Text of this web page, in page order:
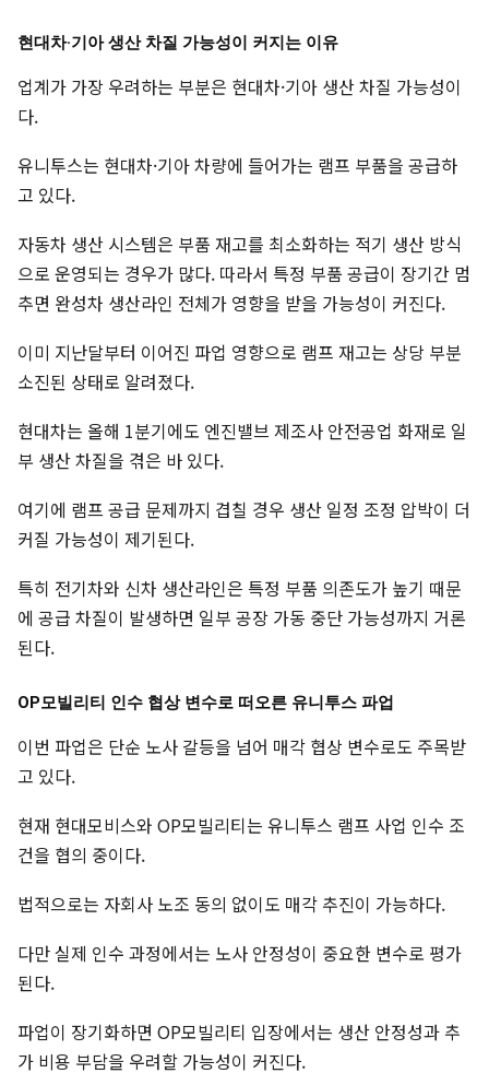
현대차·기아 생산 차질 가능성이 커지는 이유
업계가 가장 우려하는 부분은 현대차·기아 생산 차질 가능성이
다.
유니투스는 현대차·기아 차량에 들어가는 램프 부품을 공급하
고 있다.
자동차 생산 시스템은 부품 재고를 최소화하는 적기 생산 방식
으로 운영되는 경우가 많다. 따라서 특정 부품 공급이 장기간 멈
추면 완성차 생산라인 전체가 영향을 받을 가능성이 커진다.
이미 지난달부터 이어진 파업 영향으로 램프 재고는 상당 부분
소진된 상태로 알려졌다.
현대차는 올해 1분기에도 엔진밸브 제조사 안전공업 화재로 일
부 생산 차질을 겪은 바 있다.
여기에 램프 공급 문제까지 겹칠 경우 생산 일정 조정 압박이 더
커질 가능성이 제기된다.
특히 전기차와 신차 생산라인은 특정 부품 의존도가 높기 때문
에 공급 차질이 발생하면 일부 공장 가동 중단 가능성까지 거론
된다.
OP모빌리티 인수 협상 변수로 떠오른 유니투스 파업
이번 파업은 단순 노사 갈등을 넘어 매각 협상 변수로도 주목받
고 있다.
현재 현대모비스와 OP모빌리티는 유니투스 램프 사업 인수 조
건을 협의 중이다.
법적으로는 자회사 노조 동의 없이도 매각 추진이 가능하다.
다만 실제 인수 과정에서는 노사 안정성이 중요한 변수로 평가
된다.
파업이 장기화하면 OP모빌리티 입장에서는 생산 안정성과 추
가 비용 부담을 우려할 가능성이 커진다.